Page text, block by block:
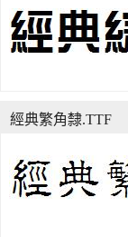
經典繁角隸.TTF